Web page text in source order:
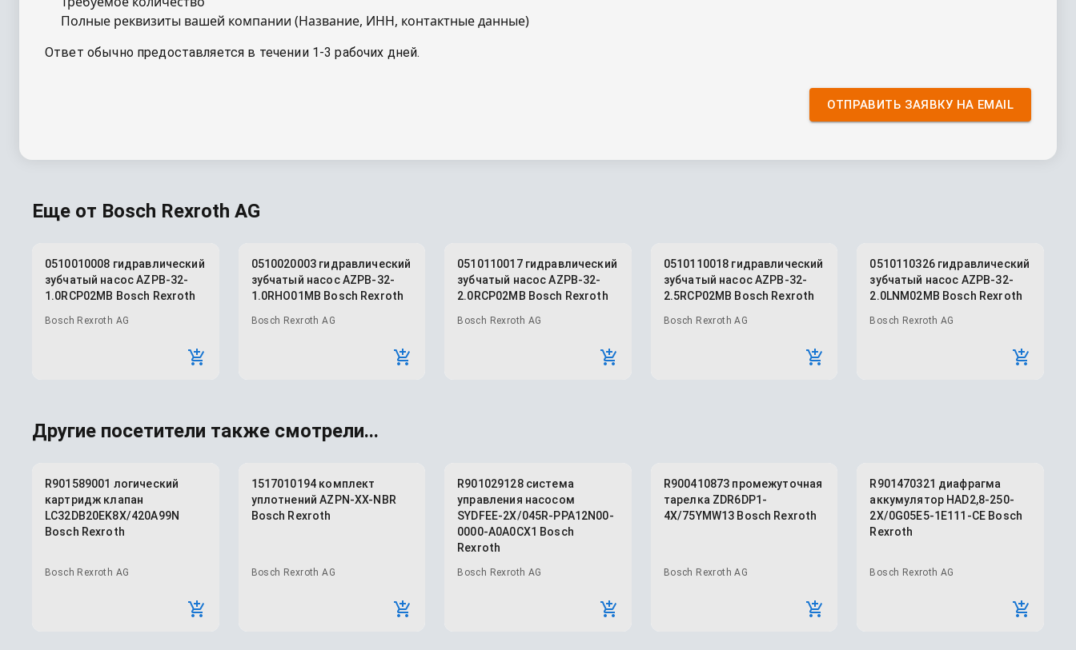
Полные реквизиты вашей компании (Название, ИНН, контактные данные)
Ответ обычно предоставляется в течении 1-3 рабочих дней.
ОТПРАВИТЬ ЗАЯВКУ НА EMAIL
Еще от Bosch Rexroth AG
0510010008 гидравлический
зубчатый насос AZPB-32-
1.0RCP02MB Bosch Rexroth
Bosch Rexroth AG
0510020003 гидравлический
зубчатый насос AZPB-32-
1.0RHO01MB Bosch Rexroth
Bosch Rexroth AG
0510110017 гидравлический
зубчатый насос AZPB-32-
2.0RCP02MB Bosch Rexroth
Bosch Rexroth AG
0510110018 гидравлический
зубчатый насос AZPB-32-
2.5RCP02MB Bosch Rexroth
Bosch Rexroth AG
0510110326 гидравлический
зубчатый насос AZPB-32-
2.0LNM02MB Bosch Rexroth
Bosch Rexroth AG
Другие посетители также смотрели...
R901589001 логический
картридж клапан
LC32DB20EK8X/420A99N
Bosch Rexroth
Bosch Rexroth AG
1517010194 комплект
уплотнений AZPN-XX-NBR
Bosch Rexroth
Bosch Rexroth AG
R901029128 система
управления насосом
SYDFEE-2X/045R-PPA12N00-
0000-A0A0CX1 Bosch
Rexroth
Bosch Rexroth AG
R900410873 промежуточная
тарелка ZDR6DP1-
4X/75YMW13 Bosch Rexroth
Bosch Rexroth AG
R901470321 диафрагма
аккумулятор HAD2,8-250-
2X/0G05E5-1E111-CE Bosch
Rexroth
Bosch Rexroth AG